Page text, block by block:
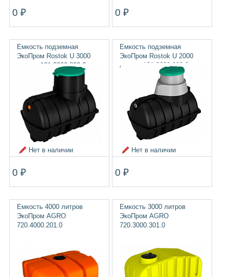
0 ₽ 0 ₽
Емкость подземная
ЭкоПром Rostok U 3000
литров 121.3000.899.0
Нет в наличии
0 ₽
Емкость подземная
ЭкоПром Rostok U 2000
литров 121.2000.899.0
Нет в наличии
0 ₽
Емкость 4000 литров
ЭкоПром AGRO
720.4000.201.0
Емкость 3000 литров
ЭкоПром AGRO
720.3000.301.0